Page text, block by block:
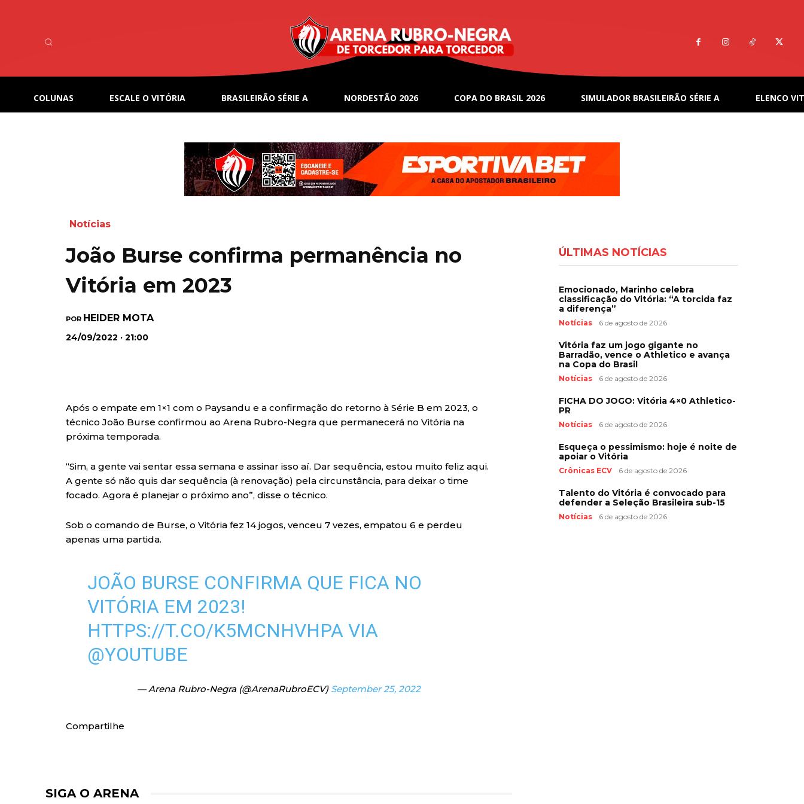
COLUNAS ESCALE O VITÓRIA BRASILEIRÃO SÉRIE A NORDESTÃO 2026 COPA DO BRASIL 2026 SIMULADOR BRASILEIRÃO SÉRIE A ELENCO
Notícias
João Burse confirma permanência no
Vitória em 2023
POR HEIDER MOTA
24/09/2022 · 21:00
Após o empate em 1×1 com o Paysandu e a confirmação do retorno à Série B em 2023, o
técnico João Burse confirmou ao Arena Rubro-Negra que permanecerá no Vitória na
próxima temporada.
“Sim, a gente vai sentar essa semana e assinar isso aí. Dar sequência, estou muito feliz aqui.
A gente só não quis dar sequência (à renovação) pela circunstância, para deixar o time
focado. Agora é planejar o próximo ano”, disse o técnico.
Sob o comando de Burse, o Vitória fez 14 jogos, venceu 7 vezes, empatou 6 e perdeu
apenas uma partida.
JOÃO BURSE CONFIRMA QUE FICA NO
VITÓRIA EM 2023!
HTTPS://T.CO/K5MCNHVHPAVIA
@YOUTUBE
— Arena Rubro-Negra (@ArenaRubroECV) September 25, 2022
Compartilhe
SIGA O ARENA
ÚLTIMAS NOTÍCIAS
Emocionado, Marinho celebra
classificação do Vitória: “A torcida faz
a diferença”
Notícias 6 de agosto de 2026
Vitória faz um jogo gigante no
Barradão, vence o Athletico e avança
na Copa do Brasil
Notícias 6 de agosto de 2026
FICHA DO JOGO: Vitória 4×0 Athletico-
PR
Notícias 6 de agosto de 2026
Esqueça o pessimismo: hoje é noite de
apoiar o Vitória
Crônicas ECV 6 de agosto de 2026
Talento do Vitória é convocado para
defender a Seleção Brasileira sub-15
Notícias 6 de agosto de 2026